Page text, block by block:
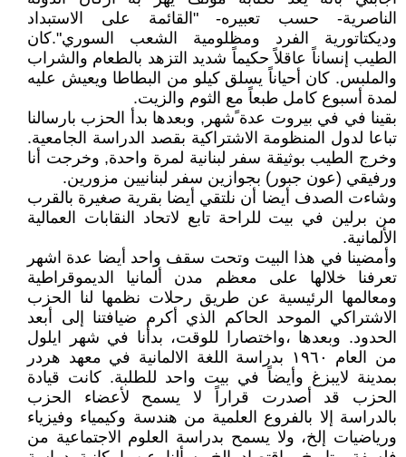
الناصرية- حسب تعبيره- "القائمة على الاستبداد
وديكتاتورية الفرد ومظلومية الشعب السوري".كان
الطيب إنساناً عاقلاً حكيماً شديد التزهد بالطعام والشراب
والملبس. كان أحياناً يسلق كيلو من البطاطا ويعيش عليه
لمدة أسبوع كامل طبعاً مع الثوم والزيت.
بقينا في في بيروت عدة ًشهر, وبعدها بدأ الحزب بارسالنا
تباعا لدول المنظومة الاشتراكية بقصد الدراسة الجامعية.
وخرج الطيب بوثيقة سفر لبنانية لمرة واحدة, وخرجت أنا
ورفيقي (عون جبور) بجوازين سفر لبنانيين مزورين.
وشاءت الصدف أيضا أن نلتقي أيضا بقرية صغيرة بالقرب
من برلين في بيت للراحة تابع لاتحاد النقابات العمالية
الألمانية.
وأمضينا في هذا البيت وتحت سقف واحد أيضا عدة اشهر
تعرفنا خلالها على معظم مدن ألمانيا الديموقراطية
ومعالمها الرئيسية عن طريق رحلات نظمها لنا الحزب
الاشتراكي الموحد الحاكم الذي أكرم ضيافتنا إلى أبعد
الحدود. وبعدها ،واختصارا للوقت، بدأنا في شهر ايلول
من العام ١٩٦٠ بدراسة اللغة الالمانية في معهد هردر
بمدينة لايبزغ وأيضاً في بيت واحد للطلبة. كانت قيادة
الحزب قد أصدرت قراراً لا يسمح لأعضاء الحزب
بالدراسة إلا بالفروع العلمية من هندسة وكيمياء وفيزياء
ورياضيات إلخ، ولا يسمح بدراسة العلوم الاجتماعية من